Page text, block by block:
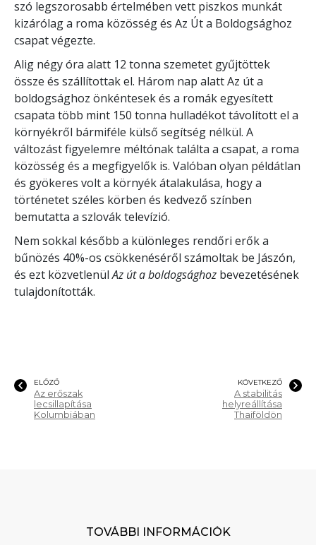
szó legszorosabb értelmében vett piszkos munkát
kizárólag a roma közösség és Az Út a Boldogsághoz
csapat végezte.
Alig négy óra alatt 12 tonna szemetet gyűjtöttek
össze és szállítottak el. Három nap alatt Az út a
boldogsághoz önkéntesek és a romák egyesített
csapata több mint 150 tonna hulladékot távolított el a
környékről bármiféle külső segítség nélkül. A
változást figyelemre méltónak találta a csapat, a roma
közösség és a megfigyelők is. Valóban olyan példátlan
és gyökeres volt a környék átalakulása, hogy a
történetet széles körben és kedvező színben
bemutatta a szlovák televízió.
Nem sokkal később a különleges rendőri erők a
bűnözés 40%-os csökkenéséről számoltak be Jászón,
és ezt közvetlenülAz út a boldogsághoz bevezetésének
tulajdonították.
ELŐZŐ
Az erőszak
lecsillapítása
Kolumbiában
KÖVETKEZŐ
A stabilitás
helyreállítása
Thaiföldön
TOVÁBBI INFORMÁCIÓK